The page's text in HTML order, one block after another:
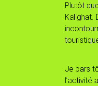
Plutôt
Kalighat.
Je pars
l’activité